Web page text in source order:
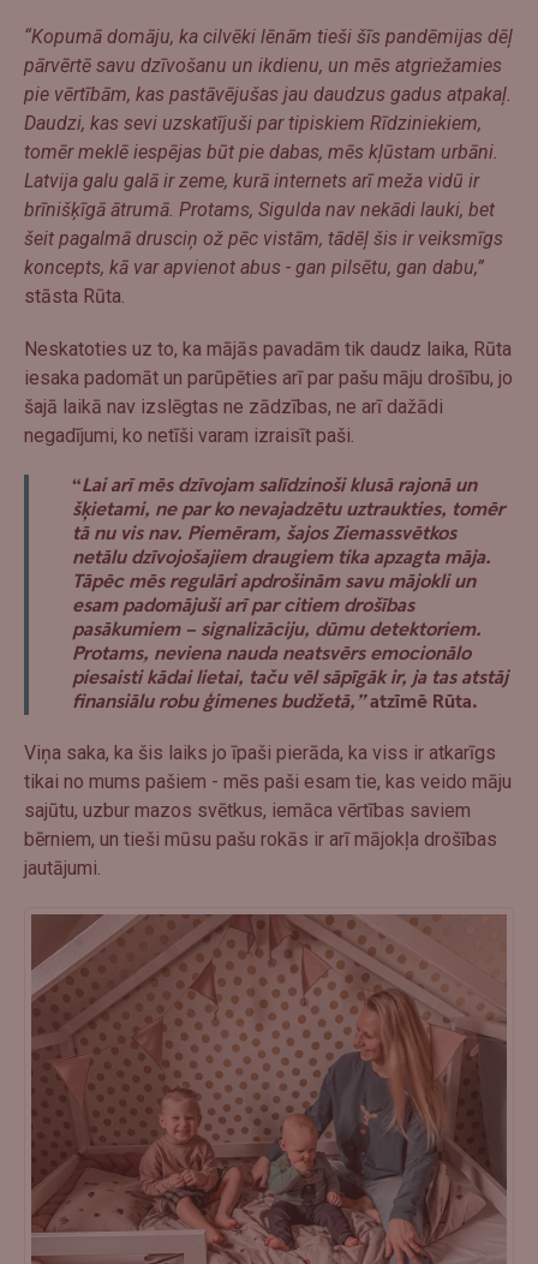
“Kopumā domāju, ka cilvēki lēnām tieši šīs pandēmijas dēļ
pārvērtē savu dzīvošanu un ikdienu, un mēs atgriežamies
pie vērtībām, kas pastāvējušas jau daudzus gadus atpakaļ.
Daudzi, kas sevi uzskatījuši par tipiskiem Rīdziniekiem,
tomēr meklē iespējas būt pie dabas, mēs kļūstam urbāni.
Latvija galu galā ir zeme, kurā internets arī meža vidū ir
brīnišķīgā ātrumā. Protams, Sigulda nav nekādi lauki, bet
šeit pagalmā drusciņ ož pēc vistām, tādēļ šis ir veiksmīgs
koncepts, kā var apvienot abus - gan pilsētu, gan dabu,”
stāsta Rūta.
Neskatoties uz to, ka mājās pavadām tik daudz laika, Rūta
iesaka padomāt un parūpēties arī par pašu māju drošību, jo
šajā laikā nav izslēgtas ne zādzības, ne arī dažādi
negadījumi, ko netīši varam izraisīt paši.
“Lai arī mēs dzīvojam salīdzinoši klusā rajonā un
šķietami, ne par ko nevajadzētu uztraukties, tomēr
tā nu vis nav. Piemēram, šajos Ziemassvētkos
netālu dzīvojošajiem draugiem tika apzagta māja.
Tāpēc mēs regulāri apdrošinām savu mājokli un
esam padomājuši arī par citiem drošības
pasākumiem – signalizāciju, dūmu detektoriem.
Protams, neviena nauda neatsvērs emocionālo
piesaisti kādai lietai, taču vēl sāpīgāk ir, ja tas atstāj
finansiālu robu ģimenes budžetā,”atzīmē Rūta.
Viņa saka, ka šis laiks jo īpaši pierāda, ka viss ir atkarīgs
tikai no mums pašiem - mēs paši esam tie, kas veido māju
sajūtu, uzbur mazos svētkus, iemāca vērtības saviem
bērniem, un tieši mūsu pašu rokās ir arī mājokļa drošības
jautājumi.